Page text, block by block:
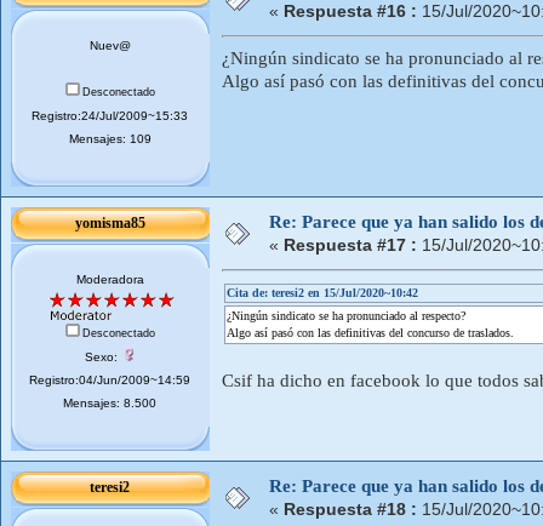
Nuev@
Desconectado
Registro:24/Jul/2009~15:33
Mensajes: 109
« Respuesta #16 : 15/Jul/
¿Ningún sindicato se ha pronunciado al
Algo así pasó con las definitivas del
yomisma85
Moderadora
Desconectado
Sexo:
Registro:04/Jun/2009~14:59
Mensajes: 8.500
Re: Parece que ya han salido los
« Respuesta #17 : 15/Jul/
Cita de: teresi2 en 15/Jul/2020~10:42
¿Ningún sindicato se ha pronunciado al respecto?
Algo así pasó con las definitivas del concurso de traslados.
Csif ha dicho en facebook lo que todos
teresi2 Re: Parece que ya han salido los
« Respuesta #18 : 15/Jul/